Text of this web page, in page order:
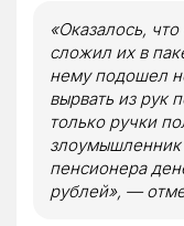
«Оказалось,
сложил их в
нему подошел
вырвать из рук
только ручки
злоумышленник
пенсионера
рублей», —